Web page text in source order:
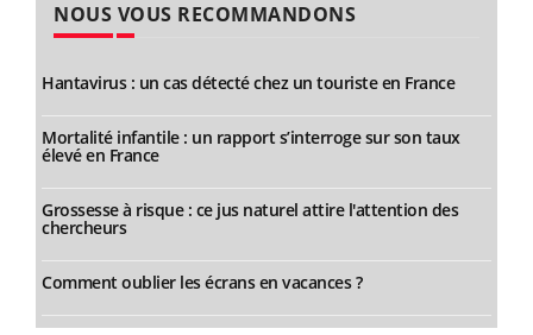
NOUS VOUS RECOMMANDONS
Hantavirus : un cas détecté chez un touriste en France
Mortalité infantile : un rapport s’interroge sur son taux
élevé en France
Grossesse à risque : ce jus naturel attire l'attention des
chercheurs
Comment oublier les écrans en vacances ?